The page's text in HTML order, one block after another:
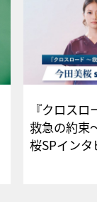
『クロス
救急の約束
桜SPイ